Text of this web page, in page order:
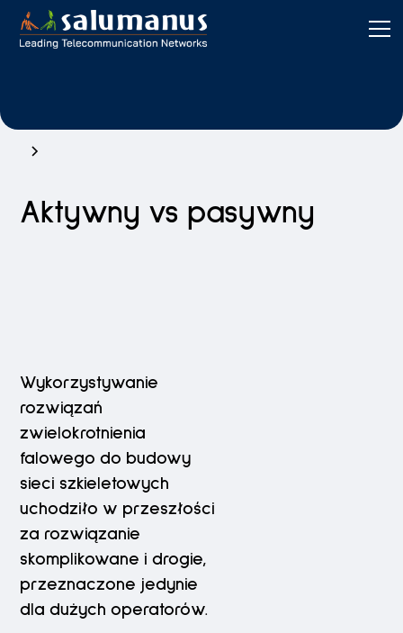
Aktywny vs pasywny
Wykorzystywanie
rozwiązań
zwielokrotnienia
falowego do budowy
sieci szkieletowych
uchodziło w przeszłości
za rozwiązanie
skomplikowane i drogie,
przeznaczone jedynie
dla dużych operatorów.